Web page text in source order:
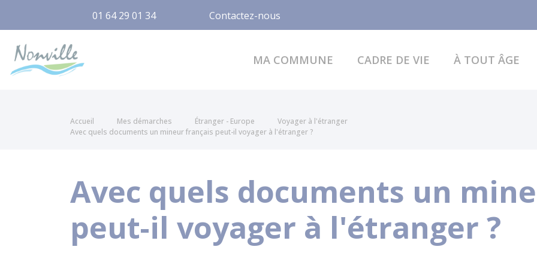
01 64 29 01 34 Contactez-nous
MA COMMUNE CADRE DE VIE À TOUT ÂGE
Accueil Mes démarches Étranger - Europe
Voyager à l'étranger
Avec quels documents un mineur français peut-il voyager à l'étranger ?
Avec quels documents un
peut-il voyager à l'étranger ?